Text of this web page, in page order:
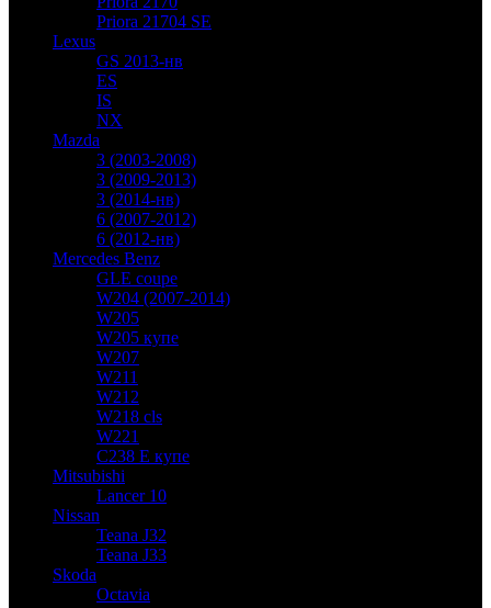
Priora 21704 SE
Lexus
GS 2013-нв
ES
IS
NX
Mazda
3 (2003-2008)
3 (2009-2013)
3 (2014-нв)
6 (2007-2012)
6 (2012-нв)
Mercedes Benz
GLE coupe
W204 (2007-2014)
W205
W205 купе
W207
W211
W212
W218 cls
W221
C238 E купе
Mitsubishi
Lancer 10
Nissan
Teana J32
Teana J33
Skoda
Octavia